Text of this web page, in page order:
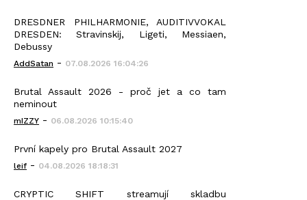
DRESDNER PHILHARMONIE, AUDITIVVOKAL
DRESDEN: Stravinskij, Ligeti, Messiaen,
Debussy
AddSatan - 07.08.2026 16:04:26
Brutal Assault 2026 - proč jet a co tam
neminout
mIZZY - 06.08.2026 10:15:40
První kapely pro Brutal Assault 2027
leif - 04.08.2026 18:18:31
CRYPTIC SHIFT streamují skladbu